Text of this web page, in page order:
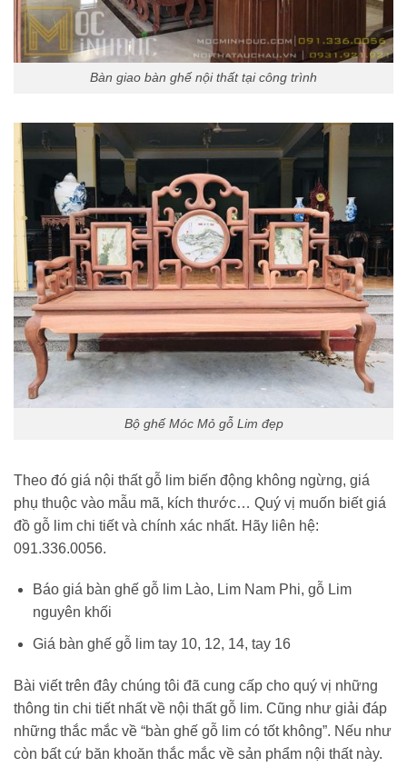
Bàn giao bàn ghế nội thất tại công trình
Bộ ghế Móc Mỏ gỗ Lim đẹp
Theo đó giá nội thất gỗ lim biến động không ngừng, giá
phụ thuộc vào mẫu mã, kích thước… Quý vị muốn biết giá
đồ gỗ lim chi tiết và chính xác nhất. Hãy liên hệ:
091.336.0056.
Báo giá bàn ghế gỗ lim Lào, Lim Nam Phi, gỗ Lim
nguyên khối
Giá bàn ghế gỗ lim tay 10, 12, 14, tay 16
Bài viết trên đây chúng tôi đã cung cấp cho quý vị những
thông tin chi tiết nhất về nội thất gỗ lim. Cũng như giải đáp
những thắc mắc về “bàn ghế gỗ lim có tốt không”. Nếu như
còn bất cứ băn khoăn thắc mắc về sản phẩm nội thất này.